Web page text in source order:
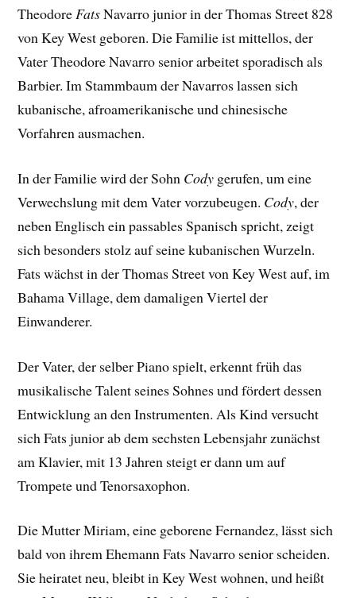
TheodoreFatsNavarro junior in der Thomas Street 828
von Key West geboren. Die Familie ist mittellos, der
Vater Theodore Navarro senior arbeitet sporadisch als
Barbier. Im Stammbaum der Navarros lassen sich
kubanische, afroamerikanische und chinesische
Vorfahren ausmachen.
In der Familie wird der Sohn Cody gerufen, um eine
Verwechslung mit dem Vater vorzubeugen. Cody, der
neben Englisch ein passables Spanisch spricht, zeigt
sich besonders stolz auf seine kubanischen Wurzeln.
Fats wächst in der Thomas Street von Key West auf, im
Bahama Village, dem damaligen Viertel der
Einwanderer.
Der Vater, der selber Piano spielt, erkennt früh das
musikalische Talent seines Sohnes und fördert dessen
Entwicklung an den Instrumenten. Als Kind versucht
sich Fats junior ab dem sechsten Lebensjahr zunächst
am Klavier, mit 13 Jahren steigt er dann um auf
Trompete und Tenorsaxophon.
Die Mutter Miriam, eine geborene Fernandez, lässt sich
bald von ihrem Ehemann Fats Navarro senior scheiden.
Sie heiratet neu, bleibt in Key West wohnen, und heißt